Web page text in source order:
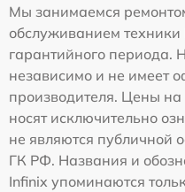
Мы занимаемся
обслуживанием техники
гарантийного периода.
независимо и не имеет
производителя. Цены
носят исключительно
не являются публичной
ГК РФ. Названия и
Infinix упоминаются